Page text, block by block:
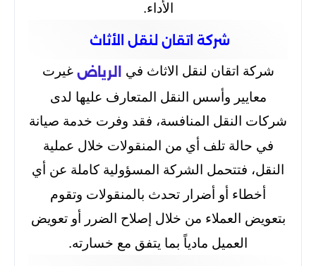
الأداء.
شركة اتقان لنقل الأثاث
شركة اتقان لنقل الاثاث في الرياض غيرت
معايير وأسس النقل المتعارف عليها لدى
شركات النقل المنافسة، فقد وفرت خدمة صيانة
في حالة تلف أي من المنقولات خلال عملية
النقل، فتتحمل الشركة المسؤولية كاملة عن أي
أخطاء أو أضرار تحدث بالمنقولات وتقوم
بتعويض العملاء من خلال إصلاح الضرر أو تعويض
العميل مادياً بما يتفق مع خسارته.